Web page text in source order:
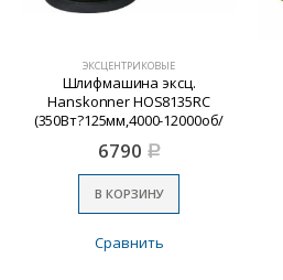
ЭКСЦЕНТРИКОВЫЕ
Шлифмашина эксц.
Hanskonner HOS8135RC
(350Вт?125мм,4000-12000об/
6790 Р
В КОРЗИНУ
Сравнить